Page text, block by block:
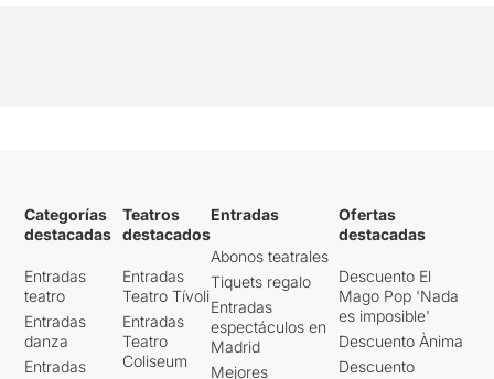
Categorías
destacadas
Entradas
teatro
Entradas
danza
Entradas
Teatros
destacados
Entradas
Teatro Tívoli
Entradas
Teatro
Coliseum
Entradas
Abonos teatrales
Tiquets regalo
Entradas
espectáculos en
Madrid
Mejores
Ofertas
destacadas
Descuento El
Mago Pop 'Nada
es imposible'
Descuento Ànima
Descuento